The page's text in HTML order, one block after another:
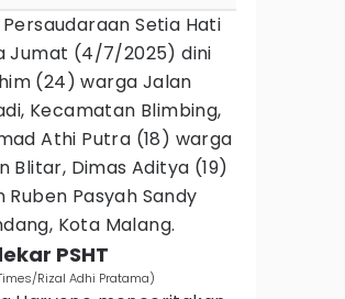
Setia Hati
Jumat (4/7/2025) dini
(24) warga Jalan
Kecamatan Blimbing,
Athi Putra (18) warga
Blitar, Dimas Aditya (19)
Pasyah Sandy
Kota Malang.
PSHT
Rizal Adhi Pratama)